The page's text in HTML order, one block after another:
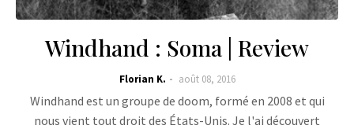
Windhand : Soma | Review
Florian K. août 08, 2016
Windhand est un groupe de doom, formé en 2008 et qui
nous vient tout droit des États-Unis. Je l'ai découvert